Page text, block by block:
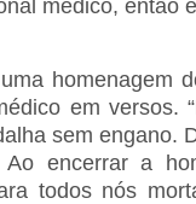
médico, então
homenagem
em versos.
sem engano.
encerrar a
todos nós